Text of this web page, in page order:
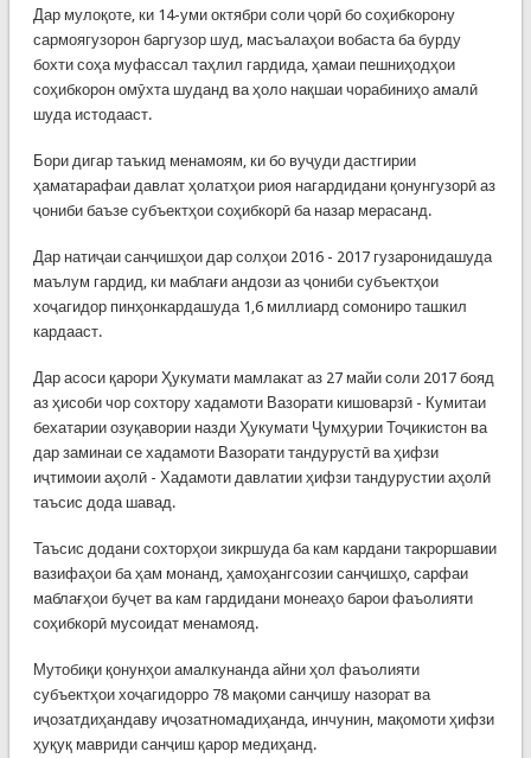
Дар мулоқоте, ки 14-уми октябри соли ҷорӣ бо соҳибкорону
сармоягузорон баргузор шуд, масъалаҳои вобаста ба бурду
бохти соҳа муфассал таҳлил гардида, ҳамаи пешниҳодҳои
соҳибкорон омӯхта шуданд ва ҳоло нақшаи чорабиниҳо амалӣ
шуда истодааст.
Бори дигар таъкид менамоям, ки бо вуҷуди дастгирии
ҳаматарафаи давлат ҳолатҳои риоя нагардидани қонунгузорӣ аз
ҷониби баъзе субъектҳои соҳибкорӣ ба назар мерасанд.
Дар натиҷаи санҷишҳои дар солҳои 2016 - 2017 гузаронидашуда
маълум гардид, ки маблағи андози аз ҷониби субъектҳои
хоҷагидор пинҳонкардашуда 1,6 миллиард сомониро ташкил
кардааст.
Дар асоси қарори Ҳукумати мамлакат аз 27 майи соли 2017 бояд
аз ҳисоби чор сохтору хадамоти Вазорати кишоварзӣ - Кумитаи
бехатарии озуқавории назди Ҳукумати Ҷумҳурии Тоҷикистон ва
дар заминаи се хадамоти Вазорати тандурустӣ ва ҳифзи
иҷтимоии аҳолӣ - Хадамоти давлатии ҳифзи тандурустии аҳолӣ
таъсис дода шавад.
Таъсис додани сохторҳои зикршуда ба кам кардани такроршавии
вазифаҳои ба ҳам монанд, ҳамоҳангсозии санҷишҳо, сарфаи
маблағҳои буҷет ва кам гардидани монеаҳо барои фаъолияти
соҳибкорӣ мусоидат менамояд.
Мутобиқи қонунҳои амалкунанда айни ҳол фаъолияти
субъектҳои хоҷагидорро 78 мақоми санҷишу назорат ва
иҷозатдиҳандаву иҷозатномадиҳанда, инчунин, мақомоти ҳифзи
ҳуқуқ мавриди санҷиш қарор медиҳанд.